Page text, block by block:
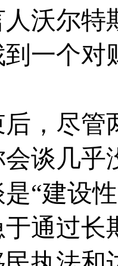
尔特斯
一个对
尽管
谈几乎
“建设
过长